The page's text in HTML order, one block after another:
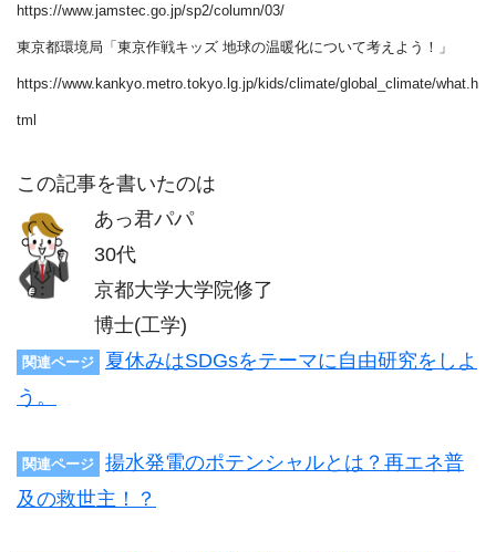
https://www.jamstec.go.jp/sp2/column/03/
東京都環境局「東京作戦キッズ 地球の温暖化について考えよう！」
https://www.kankyo.metro.tokyo.lg.jp/kids/climate/global_climate/what.h
tml
この記事を書いたのは
あっ君パパ
30代
京都大学大学院修了
博士(工学)
関連ページ
夏休みはSDGsをテーマに自由研究をしよ
う。
関連ページ
揚水発電のポテンシャルとは？再エネ普
及の救世主！？